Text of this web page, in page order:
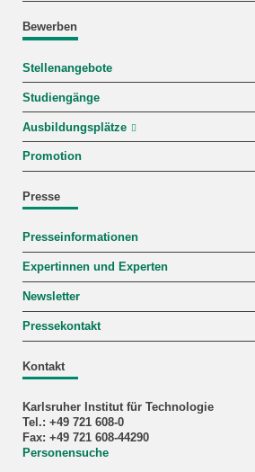
Bewerben
Stellenangebote
Studiengänge
Ausbildungsplätze
Promotion
Presse
Presseinformationen
Expertinnen und Experten
Newsletter
Pressekontakt
Kontakt
Karlsruher Institut für Technologie
Tel.: +49 721 608-0
Fax: +49 721 608-44290
Personensuche